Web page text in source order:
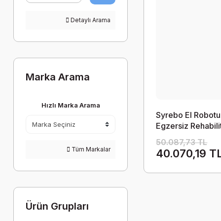
Detaylı Arama
Marka Arama
Hızlı Marka Arama
Tüm Markalar
Ürün Grupları
Syrebo El Robotu
Egzersiz
Robotu
50.087,73 TL
40.070,19